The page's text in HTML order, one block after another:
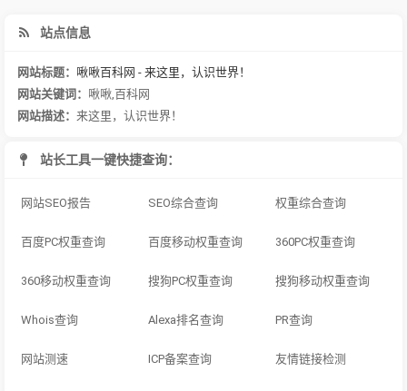
站点信息
网站标题： 啾啾百科网 - 来这里，认识世界！
网站关键词： 啾啾 百科网
网站描述： 来这里，认识世界！
站长工具一键快捷查询：
网站SEO报告 SEO综合查询 权重综合查询
百度PC权重查询 百度移动权重查询 360PC权重查询
360移动权重查询 搜狗PC权重查询 搜狗移动权重查询
Whois查询 Alexa排名查询 PR查询
网站测速 ICP备案查询 友情链接检测